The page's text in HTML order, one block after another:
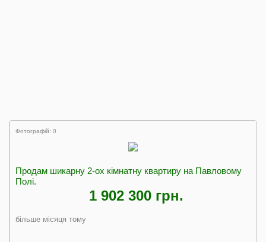
Фотографій: 0
Продам шикарну 2-ох кімнатну квартиру на Павловому
Полі.
1 902 300 грн.
більше місяця тому